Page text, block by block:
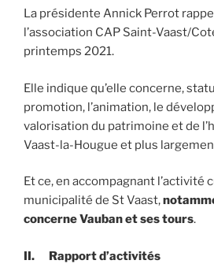
La présidente Annick Perrot
l’association CAP Saint-Vaast/
printemps 2021.
Elle indique qu’elle concerne,
promotion, l’animation, le
valorisation du patrimoine et de
Vaast-la-Hougue et plus
Et ce, en accompagnant l’activité
municipalité de St Vaast,
concerne Vauban et ses tours.
II. Rapport d’activités